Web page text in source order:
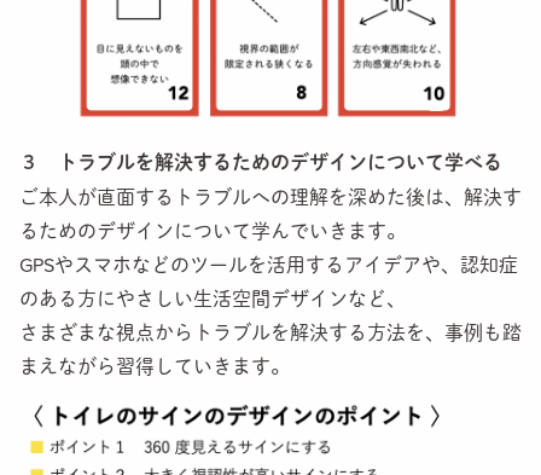
３ トラブルを解決するためのデザインについて学べる
ご本人が直面するトラブルへの理解を深めた後は、解決す
るためのデザインについて学んでいきます。
GPSやスマホなどのツールを活用するアイデアや、認知症
のある方にやさしい生活空間デザインなど、
さまざまな視点からトラブルを解決する方法を、事例も踏
まえながら習得していきます。